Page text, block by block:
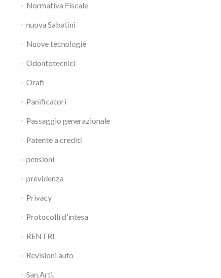
Normativa Fiscale
nuova Sabatini
Nuove tecnologie
Odontotecnici
Orafi
Panificatori
Passaggio generazionale
Patente a crediti
pensioni
previdenza
Privacy
Protocolli d'intesa
RENTRI
Revisioni auto
San.Arti.